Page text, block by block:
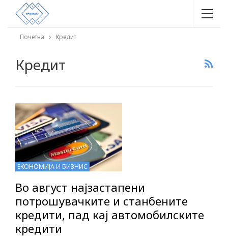
Почетна Кредит
Кредит
ЕКОНОМИЈА И БИЗНИС
Во август најзастапени
потрошувачките и станбените
кредити, пад кај автомобилските
кредити